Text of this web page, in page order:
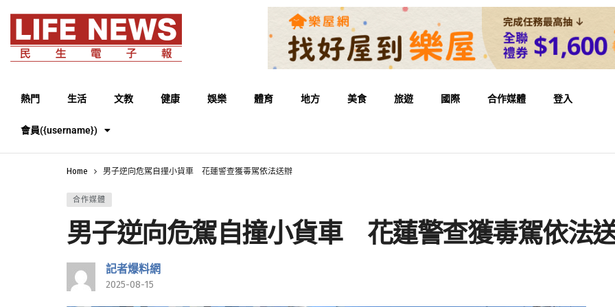
熱門 生活 文教 健康 娛樂 體育 地方 美食 旅遊 國際 合作媒體 登入
會員({username})
Home 男子逆向危駕自撞小貨車 花蓮警查獲毒駕依法送辦
合作媒體
男子逆向危駕自撞小貨車 花蓮警查獲毒駕依法
記者爆料網
2025-08-15